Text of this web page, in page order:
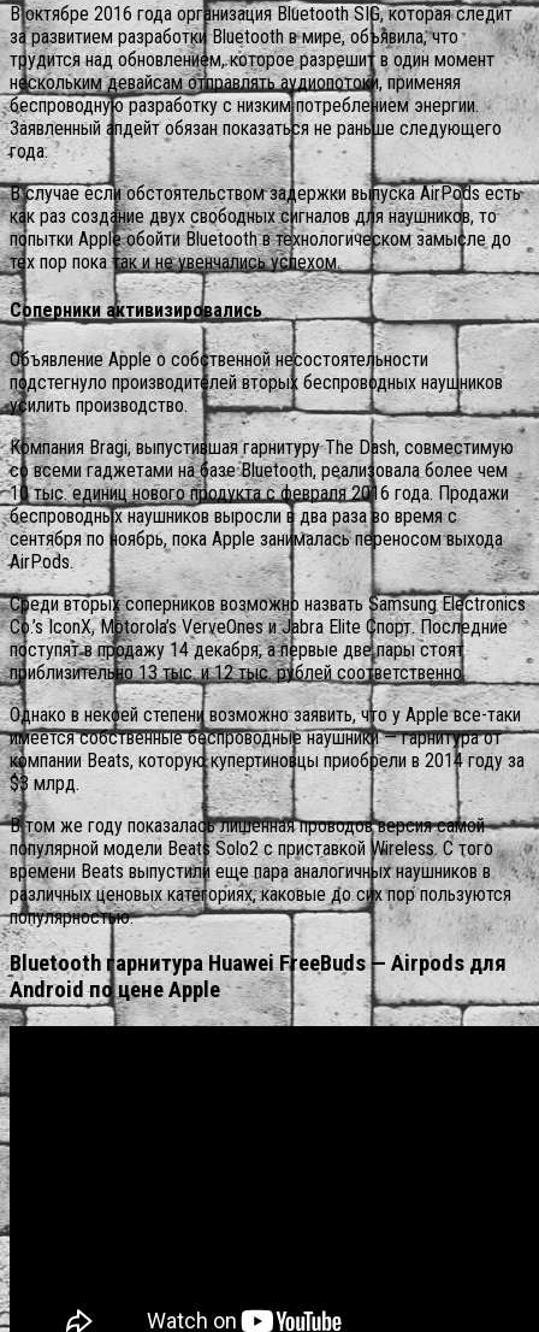
В октябре 2016 года организация Bluetooth SIG, которая следит
за развитием разработки Bluetooth в мире, объявила, что
трудится над обновлением, которое разрешит в один момент
нескольким девайсам отправлять аудиопотоки, применяя
беспроводную разработку с низким потреблением энергии.
Заявленный апдейт обязан показаться не раньше следующего
года.
В случае если обстоятельством задержки выпуска AirPods есть
как раз создание двух свободных сигналов для наушников, то
попытки Apple обойти Bluetooth в технологическом замысле до
тех пор пока так и не увенчались успехом.
Соперники активизировались
Объявление Apple о собственной несостоятельности
подстегнуло производителей вторых беспроводных наушников
усилить производство.
Компания Bragi, выпустившая гарнитуру The Dash, совместимую
со всеми гаджетами на базе Bluetooth, реализовала более чем
10 тыс. единиц нового продукта с февраля 2016 года. Продажи
беспроводных наушников выросли в два раза во время с
сентября по ноябрь, пока Apple занималась переносом выхода
AirPods.
Среди вторых соперников возможно назвать Samsung Electronics
Co.’s IconX, Motorola’s VerveOnes и Jabra Elite Спорт. Последние
поступят в продажу 14 декабря, а первые две пары стоят
приблизительно 13 тыс. и 12 тыс. рублей соответственно.
Однако в некоей степени возможно заявить, что у Apple все-таки
имеется собственные беспроводные наушники — гарнитура от
компании Beats, которую купертиновцы приобрели в 2014 году за
$3 млрд.
В том же году показалась лишенная проводов версия самой
популярной модели Beats Solo2 с приставкой Wireless. С того
времени Beats выпустили еще пара аналогичных наушников в
различных ценовых категориях, каковые до сих пор пользуются
популярностью.
Bluetooth гарнитура Huawei FreeBuds — Airpods для
Android по цене Apple